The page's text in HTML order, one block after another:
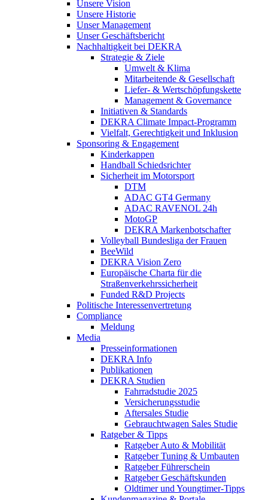
Unsere Vision
Unsere Historie
Unser Management
Unser Geschäftsbericht
Nachhaltigkeit bei DEKRA
Strategie & Ziele
Umwelt & Klima
Mitarbeitende & Gesellschaft
Liefer- & Wertschöpfungskette
Management & Governance
Initiativen & Standards
DEKRA Climate Impact-Programm
Vielfalt, Gerechtigkeit und Inklusion​
Sponsoring & Engagement
Kinderkappen
Handball Schiedsrichter
Sicherheit im Motorsport
DTM
ADAC GT4 Germany
ADAC RAVENOL 24h
MotoGP
DEKRA Markenbotschafter
Volleyball Bundesliga der Frauen
BeeWild
DEKRA Vision Zero
Europäische Charta für die
Straßenverkehrssicherheit
Funded R&D Projects
Politische Interessenvertretung
Compliance
Meldung
Media
Presseinformationen
DEKRA Info
Publikationen
DEKRA Studien
Fahrradstudie 2025
Versicherungsstudie
Aftersales Studie
Gebrauchtwagen Sales Studie
Ratgeber & Tipps
Ratgeber Auto & Mobilität
Ratgeber Tuning & Umbauten
Ratgeber Führerschein
Ratgeber Geschäftskunden
Oldtimer und Youngtimer-Tipps